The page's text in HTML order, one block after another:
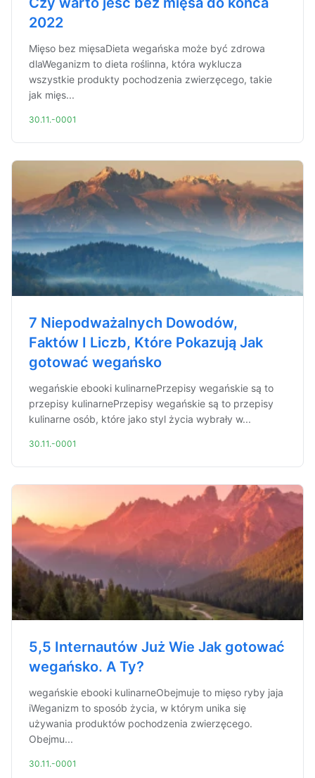
2022
Mięso bez mięsaDieta wegańska może być zdrowa
dlaWeganizm to dieta roślinna, która wyklucza
wszystkie produkty pochodzenia zwierzęcego, takie
jak mięs...
30.11.-0001
7 Niepodważalnych Dowodów,
Faktów I Liczb, Które Pokazują Jak
gotować wegańsko
wegańskie ebooki kulinarnePrzepisy wegańskie są to
przepisy kulinarnePrzepisy wegańskie są to przepisy
kulinarne osób, które jako styl życia wybrały w...
30.11.-0001
5,5 Internautów Już Wie Jak gotować
wegańsko. A Ty?
wegańskie ebooki kulinarneObejmuje to mięso ryby jaja
iWeganizm to sposób życia, w którym unika się
używania produktów pochodzenia zwierzęcego.
Obejmu...
30.11.-0001